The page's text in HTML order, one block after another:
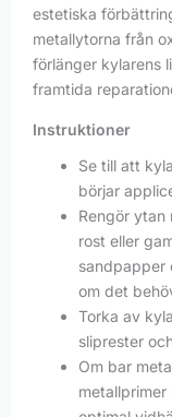
estetiska
metallytorna från
förlänger kylarens
framtida
Instruktioner
Se till att
börjar
Rengör ytan
rost eller
sandpapper
om det
Torka av
sliprester
Om bar